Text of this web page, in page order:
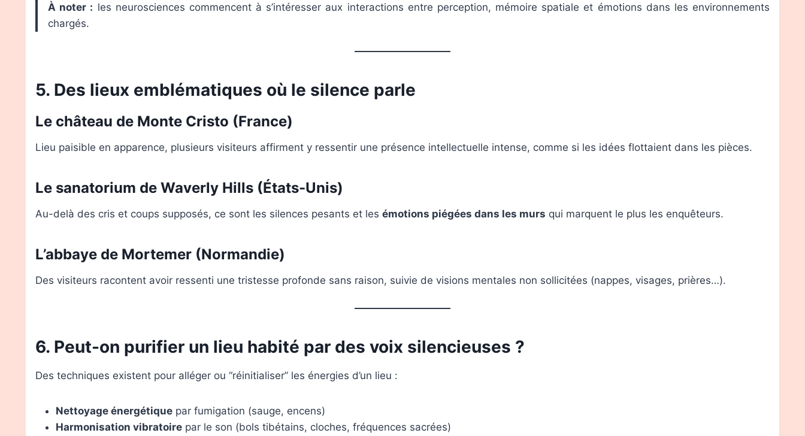
À noter : les neurosciences commencent à s’intéresser aux interactions entre perception, mémoire spatiale et émotions dans les environnements
chargés.
5. Des lieux emblématiques où le silence parle
Le château de Monte Cristo (France)
Lieu paisible en apparence, plusieurs visiteurs affirment y ressentir une présence intellectuelle intense, comme si les idées flottaient dans les pièces.
Le sanatorium de Waverly Hills (États-Unis)
Au-delà des cris et coups supposés, ce sont les silences pesants et les émotions piégées dans les murs qui marquent le plus les enquêteurs.
L’abbaye de Mortemer (Normandie)
Des visiteurs racontent avoir ressenti une tristesse profonde sans raison, suivie de visions mentales non sollicitées (nappes, visages, prières…).
6. Peut-on purifier un lieu habité par des voix silencieuses ?
Des techniques existent pour alléger ou “réinitialiser” les énergies d’un lieu :
Nettoyage énergétique par fumigation (sauge, encens)
Harmonisation vibratoire par le son (bols tibétains, cloches, fréquences sacrées)